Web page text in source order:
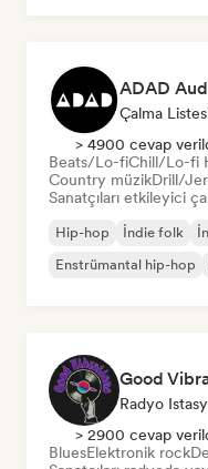
ADAD
Çalma
> 4900 cevap
Beats/Lo-fiChill/Lo-fi
Country müzikDrill/
Sanatçıları etkileyici
Hip-hop İndie folk
Enstrümantal hip-hop
Good
Radyo
> 2900 cevap
BluesElektronik rock